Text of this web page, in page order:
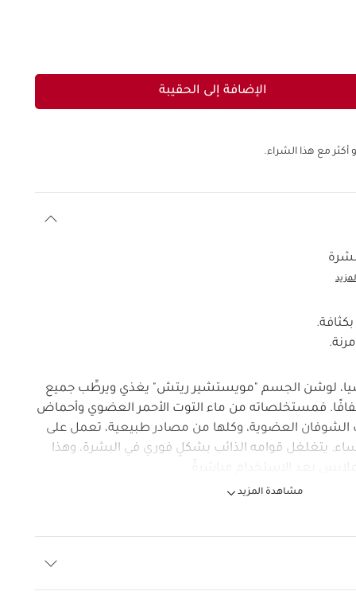
الإضافة إلى الحقيبة
أكثر مع هذا الشراء.
مشاهدة المزيد
لوشن الجسم "مويستشير ريتش" يغذي ويرطِّب جميع
جفافًا. فمستخلصاته من ماء التوت الأحمر العضوي وأحماض
الشوفان العضوية، وكلها من مصادر طبيعية، تعمل على
يتغلغل قوامه الذائب بشكلٍ فوري في البشرة، وهذا